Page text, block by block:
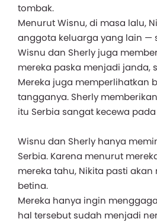
tombak.
Menurut Wisnu, di masa lalu,
anggota keluarga yang lain —
Wisnu dan Sherly juga
mereka paska menjadi janda,
Mereka juga memperlihatkan
tangganya. Sherly
itu Serbia sangat kecewa pada
Wisnu dan Sherly hanya
Serbia. Karena menurut
mereka tahu, Nikita pasti
betina.
Mereka hanya ingin
hal tersebut sudah menjadi